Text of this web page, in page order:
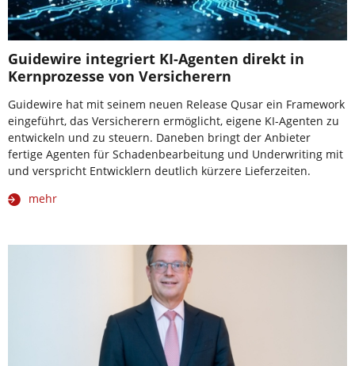
Guidewire integriert KI-Agenten direkt in
Kernprozesse von Versicherern
Guidewire hat mit seinem neuen Release Qusar ein Framework
eingeführt, das Versicherern ermöglicht, eigene KI-Agenten zu
entwickeln und zu steuern. Daneben bringt der Anbieter
fertige Agenten für Schadenbearbeitung und Underwriting mit
und verspricht Entwicklern deutlich kürzere Lieferzeiten.
mehr